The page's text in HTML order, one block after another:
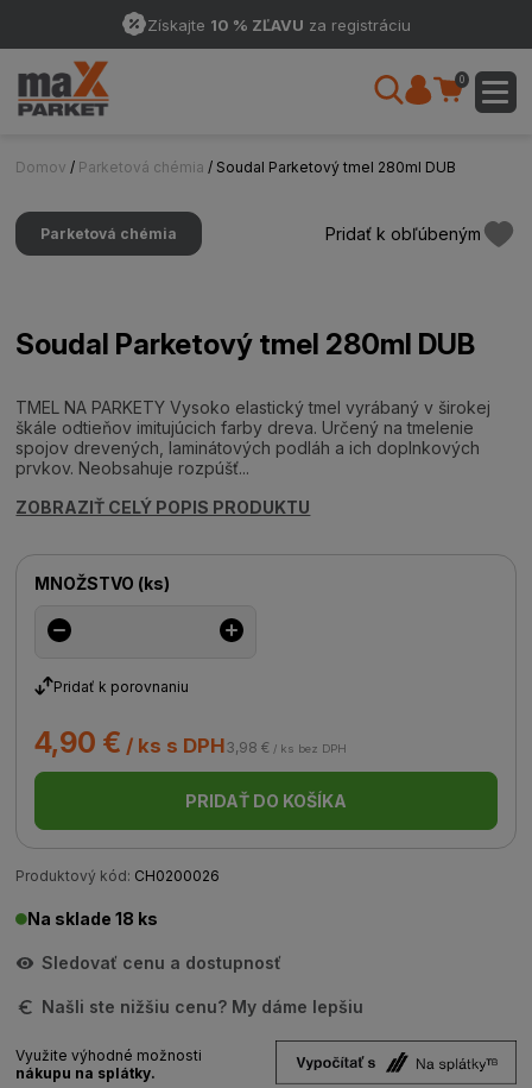
Získajte 10 % ZĽAVU za registráciu
0
Domov / Parketová chémia / Soudal Parketový tmel 280ml DUB
Parketová chémia Pridať k obľúbeným
Soudal Parketový tmel 280ml DUB
TMEL NA PARKETY Vysoko elastický tmel vyrábaný v širokej
škále odtieňov imitujúcich farby dreva. Určený na tmelenie
spojov drevených, laminátových podláh a ich doplnkových
prvkov. Neobsahuje rozpúšť...
ZOBRAZIŤ CELÝ POPIS PRODUKTU
MNOŽSTVO (ks)
Pridať k porovnaniu
4,90 € / ks s DPH3,98 € / ks bez DPH
PRIDAŤ DO KOŠÍKA
Produktový kód: CH0200026
Na sklade 18 ks
Sledovať cenu a dostupnosť
Našli ste nižšiu cenu? My dáme lepšiu
Využite výhodné možnosti
nákupu na splátky.